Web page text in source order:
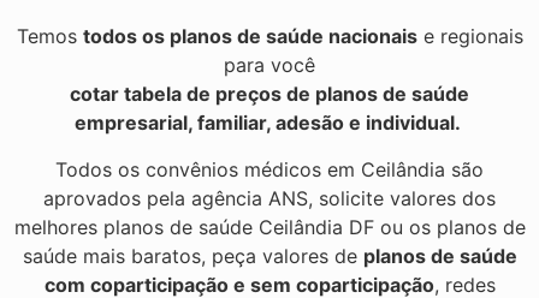
Temos todos os planos de saúde nacionaise regionais
para você
cotar tabela de preços de planos de saúde
empresarial, familiar, adesão e individual.
Todos os convênios médicos em Ceilândia são
aprovados pela agência ANS, solicite valores dos
melhores planos de saúde Ceilândia DF ou os planos de
saúde mais baratos, peça valores de planos de saúde
com coparticipação e sem coparticipação, redes